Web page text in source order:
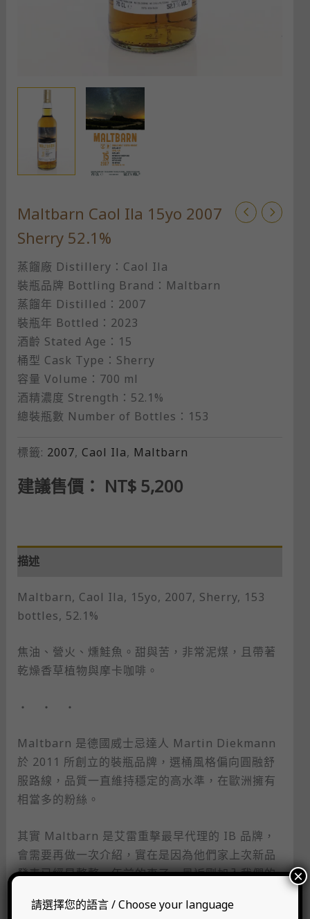
Maltbarn Caol Ila 15yo 2007
Sherry 52.1%
蒸餾廠 Distillery：Caol Ila
裝瓶品牌 Bottling Brand：Maltbarn​
蒸餾年 Distilled：2007
裝瓶年 Bottled：2023
酒齡 Stated Age：15
桶型 Cask Type：Sherry
容量 Volume：700 ml​
酒精濃度 Strength：52.1%​
總裝瓶數 Number of Bottles：153
標籤: 2007, Caol Ila, Maltbarn
建議售價： NT$5,200
描述
Maltbarn, Caol Ila, 15yo, 2007, Sherry, 153
bottles, 52.1%
焦油、營火、燻鮭魚。甜與苦，非常泥煤，且帶著
乾燥香草植物與摩卡咖啡。
・ ・ ・
Maltbarn 是德國威士忌達人 Martin Diekmann
於 2011 所創立的裝瓶品牌，選桶風格偏向圓融舒
服路線，品質一直維持穩定的高水準，在歐洲擁有
相當多的粉絲。
其實 Maltbarn 是艾雷重擊最早代理的 IB 品牌，
會需要再做一次介紹，實在是因為他們家上次新品
發表已經是整整一年前的事了，最近剛加入我們的
都會穩定發行三個批次，每次 6～7 款。陸續以
請選擇您的語言 / Choose your language
×